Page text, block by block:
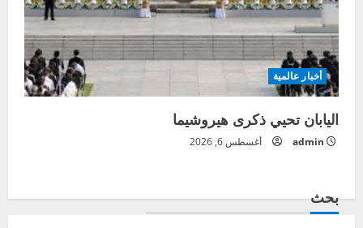
أخبار عالمية
اليابان تحيي ذكرى هيروشيما
admin أغسطس 6, 2026
بحث